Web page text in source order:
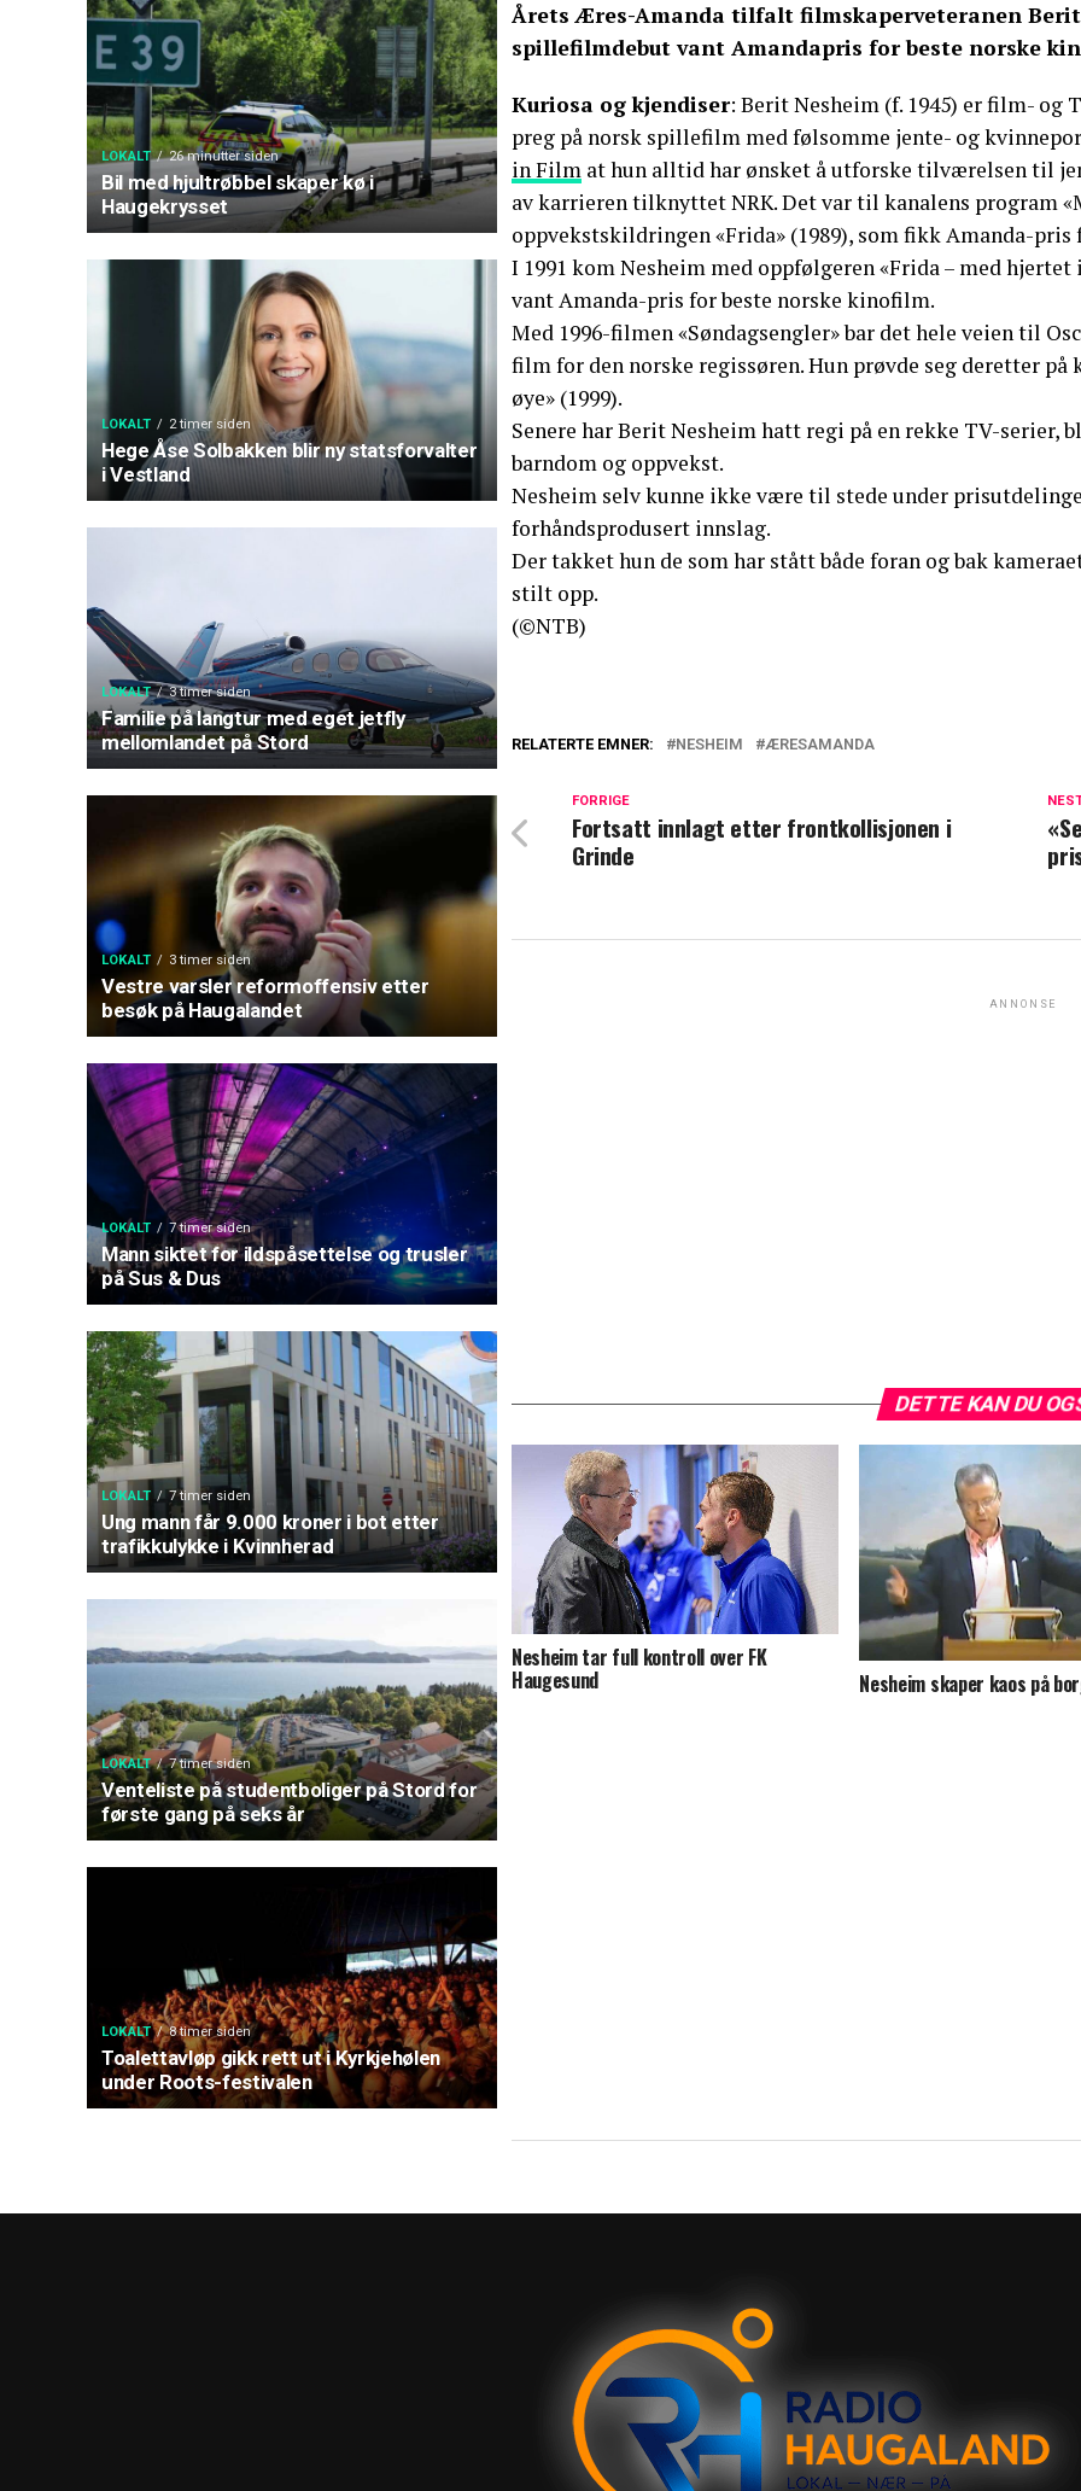
LOKALT 26 minutter siden
Bil med hjultrøbbel skaper kø i
Haugekrysset
LOKALT 2 timer siden
Hege Åse Solbakken blir ny statsforvalter
i Vestland
LOKALT 3 timer siden
Familie på langtur med eget jetfly
mellomlandet på Stord
LOKALT 3 timer siden
Vestre varsler reformoffensiv etter
besøk på Haugalandet
LOKALT 7 timer siden
Mann siktet for ildspåsettelse og trusler
på Sus & Dus
LOKALT 7 timer siden
Ung mann får 9.000 kroner i bot etter
trafikkulykke i Kvinnherad
LOKALT 7 timer siden
Venteliste på studentboliger på Stord for
første gang på seks år
LOKALT 8 timer siden
Toalettavløp gikk rett ut i Kyrkjehølen
under Roots-festivalen
Årets Æres-Amanda tilfalt filmskaperveteranen
spillefilmdebut vant Amandapris for beste norske
Kuriosa og kjendiser: Berit Nesheim (f. 1945) er film- og
preg på norsk spillefilm med følsomme jente- og
in Film at hun alltid har ønsket å utforske tilværelsen til
av karrieren tilknyttet NRK. Det var til kanalens program
oppvekstskildringen «Frida» (1989), som fikk Amanda-
I 1991 kom Nesheim med oppfølgeren «Frida – med
vant Amanda-pris for beste norske kinofilm.
Med 1996-filmen «Søndagsengler» bar det hele veien til
film for den norske regissøren. Hun prøvde seg deretter
øye» (1999).
Senere har Berit Nesheim hatt regi på en rekke TV-serier,
barndom og oppvekst.
Nesheim selv kunne ikke være til stede under
forhåndsprodusert innslag.
Der takket hun de som har stått både foran og bak
stilt opp.
(©NTB)
RELATERTE EMNER: NESHEIM ÆRESAMANDA
FORRIGE
Fortsatt innlagt etter frontkollisjonen i
Grinde
ANNONSE
DETTE KAN DU
Nesheim tar full kontroll over FK
Haugesund Nesheim skaper kaos på